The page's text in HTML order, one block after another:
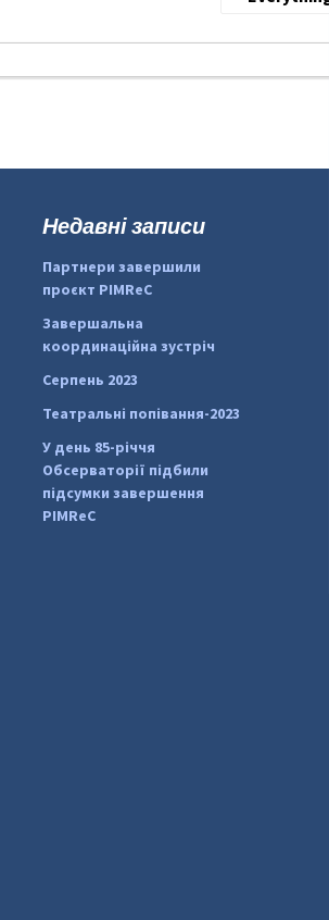
Недавні записи
Партнери завершили
проєкт PIMReC
Завершальна
координаційна зустріч
Серпень 2023
Театральні попівання-2023
У день 85-річчя
Обсерваторії підбили
підсумки завершення
PIMReC